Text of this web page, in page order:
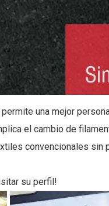
una mejor
el cambio de
convencionales sin
su perfil!